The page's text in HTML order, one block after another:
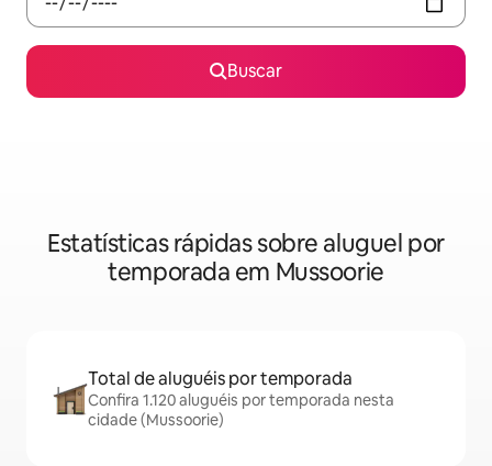
Buscar
Estatísticas rápidas sobre aluguel por
temporada em Mussoorie
Total de aluguéis por temporada
Confira 1.120 aluguéis por temporada nesta
cidade (Mussoorie)